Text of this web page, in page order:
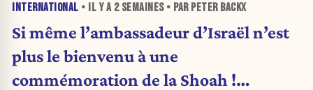
INTERNATIONAL • IL Y A 2 SEMAINES• PAR PETER BACKX
Si même l’ambassadeur d’Israël n’est
plus le bienvenu à une
commémoration de la Shoah !